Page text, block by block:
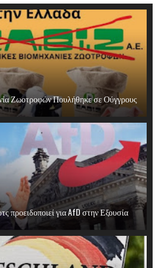
Ζωοτροφών Πουλήθηκε σε Ούγγρους
προειδοποιεί για AfD στην Εξουσία